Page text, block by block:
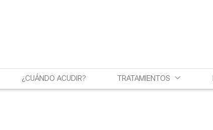
¿CUÁNDO ACUDIR? TRATAMIENTOS